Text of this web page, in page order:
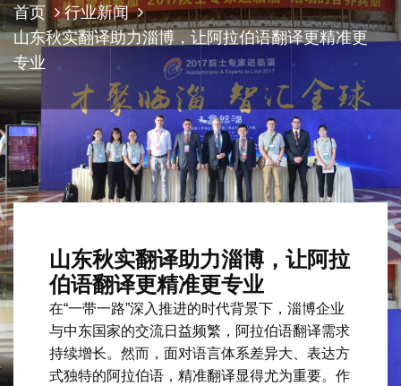
首页
行业新闻
山东秋实翻译助力淄博，让阿拉伯语翻译更精准更
专业
山东秋实翻译助力淄博，让阿拉
伯语翻译更精准更专业
在“一带一路”深入推进的时代背景下，淄博企业
与中东国家的交流日益频繁，阿拉伯语翻译需求
持续增长。然而，面对语言体系差异大、表达方
式独特的阿拉伯语，精准翻译显得尤为重要。作